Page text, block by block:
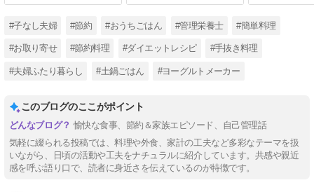
と見せかけて・・・編 |дﾟ)
～
#子なし夫婦 #節約 #おうちごはん #管理栄養士 #簡単料理
#お取り寄せ #節約料理 #ダイエットレシピ #手抜き料理
#夫婦ふたり暮らし #土鍋ごはん #ヨーグルトメーカー
このブログのここがポイント
愉快な食事、節約＆家族エピソード、自己管理話
気軽に綴られる投稿では、料理や外食、家計の工夫など多彩なテーマを扱
いながら、日頃の活動や工夫をナチュラルに紹介しています。共感や親近
感を呼ぶ語り口で、読者に身近さを伝えているのが特徴です。